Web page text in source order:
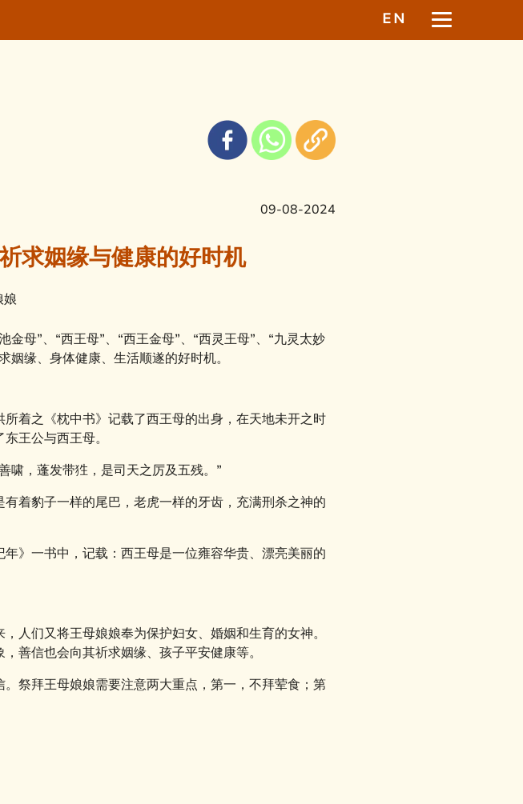
EN
09-08-2024
求姻缘与健康的好时机
母”、“西王母”、“西王金母”、“西灵王母”、“九灵太妙
缘、身体健康、生活顺遂的好时机。
着之《枕中书》记载了西王母的出身，在天地未开之时
王公与西王母。
啸，蓬发带狌，是司天之厉及五残。”
着豹子一样的尾巴，老虎一样的牙齿，充满刑杀之神的
》一书中，记载：西王母是一位雍容华贵、漂亮美丽的
人们又将王母娘娘奉为保护妇女、婚姻和生育的女神。
善信也会向其祈求姻缘、孩子平安健康等。
祭拜王母娘娘需要注意两大重点，第一，不拜荤食；第